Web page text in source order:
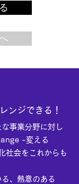
ンジできる！
事業分野に対し
-変える
社会をこれからも
、熱意のある